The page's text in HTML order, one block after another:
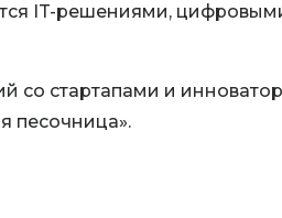
IT-решениями,
со стартапами и
песочница».